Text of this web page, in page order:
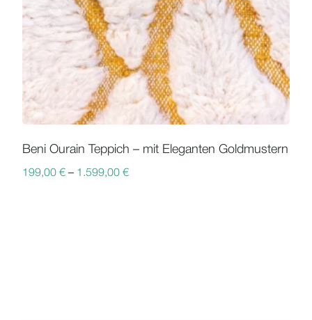
Beni Ourain Teppich – mit Eleganten Goldmustern
199,00 € – 1.599,00 €